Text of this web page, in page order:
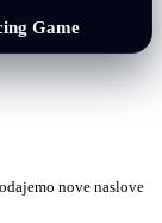
Game
nove naslove